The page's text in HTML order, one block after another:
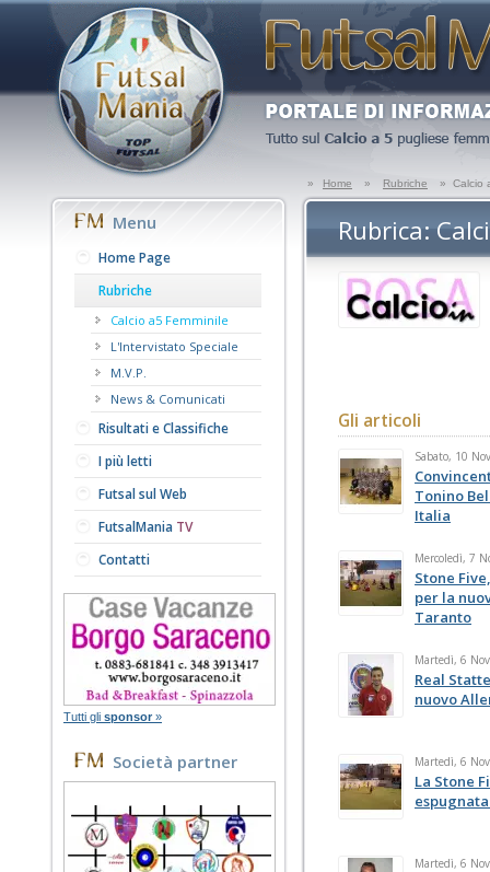
» Home » Rubriche » Calcio
Menu
Home Page
Rubriche
Calcio a5 Femminile
L'Intervistato Speciale
M.V.P.
News & Comunicati
Risultati e Classifiche
I più letti
Futsal sul Web
FutsalMania TV
Contatti
Tutti gli sponsor »
Società partner
Rubrica:
Gli articoli
Sabato, 10
Tonino
Italia
Mercoledì, 7
Stone
per la
Taranto
Martedì, 6
Real
nuovo
Martedì, 6
La Stone
Martedì, 6